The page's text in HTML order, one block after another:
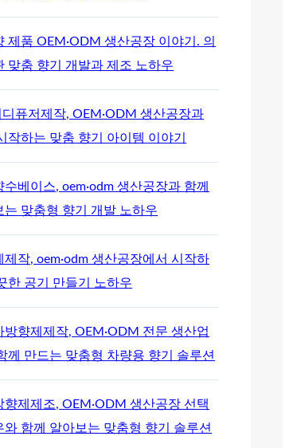
제품 OEM·ODM 생산공장 이야기. 의
맞춤 향기 개발과 제조 노하우
퓨저제작, OEM·ODM 생산공장과
작하는 맞춤 향기 아이템 이야기
수베이스, oem·odm 생산공장과 함께
는 맞춤형 향기 개발 노하우
제작, oem·odm 생산공장에서 시작하
한 공기 만들기 노하우
방향제제작, OEM·ODM 전문 생산업
께 만드는 맞춤형 차량용 향기 솔루션
향제제조, OEM·ODM 생산공장 선택
와 함께 알아보는 맞춤형 향기 솔루션